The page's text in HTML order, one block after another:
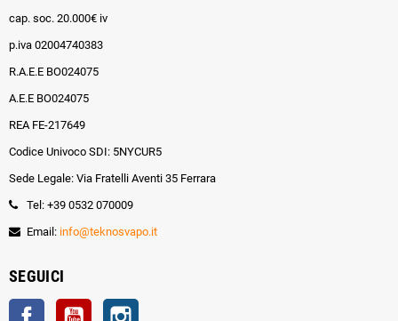
cap. soc. 20.000€ iv
p.iva 02004740383
R.A.E.E BO024075
A.E.E BO024075
REA FE-217649
Codice Univoco SDI: 5NYCUR5
Sede Legale: Via Fratelli Aventi 35 Ferrara
Tel: +39 0532 070009
Email: info@teknosvapo.it
SEGUICI
Facebook YouTube